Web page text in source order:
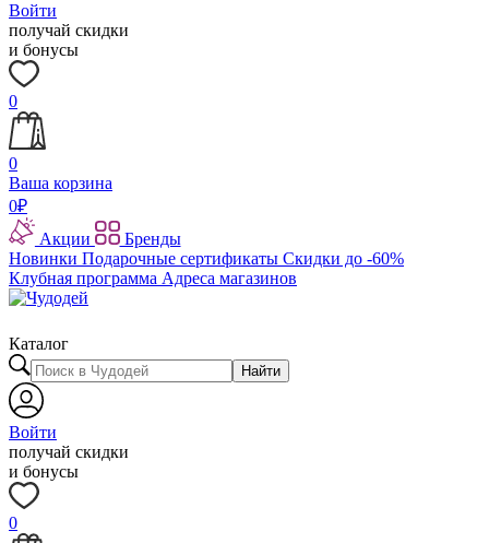
Войти
получай скидки
и бонусы
0
0
Ваша корзина
0₽
Акции
Бренды
Новинки Подарочные сертификаты Скидки до -60%
Клубная программа Адреса магазинов
Каталог
Найти
Войти
получай скидки
и бонусы
0